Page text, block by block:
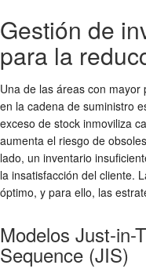
Gestión de
para la
Una de las áreas con mayor
en la cadena de suministro
exceso de stock inmoviliza
aumenta el riesgo de
lado, un inventario
la insatisfacción del cliente.
óptimo, y para ello, las
Modelos Just-in-
Sequence (JIS)